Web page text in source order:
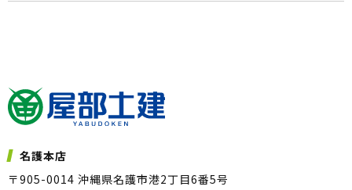
名護本店
〒905-0014 沖縄県名護市港2丁目6番5号